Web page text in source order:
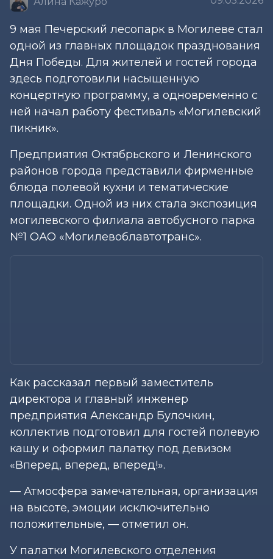
9 мая Печерский лесопарк в Могилеве стал
одной из главных площадок празднования
Дня Победы. Для жителей и гостей города
здесь подготовили насыщенную
концертную программу, а одновременно с
ней начал работу фестиваль «Могилевский
пикник».
Предприятия Октябрьского и Ленинского
районов города представили фирменные
блюда полевой кухни и тематические
площадки. Одной из них стала экспозиция
могилевского филиала автобусного парка
№1 ОАО «Могилевоблавтотранс».
Как рассказал первый заместитель
директора и главный инженер
предприятия Александр Булочкин,
коллектив подготовил для гостей полевую
кашу и оформил палатку под девизом
«Вперед, вперед, вперед!».
— Атмосфера замечательная, организация
на высоте, эмоции исключительно
положительные, — отметил он.
У палатки Могилевского отделения